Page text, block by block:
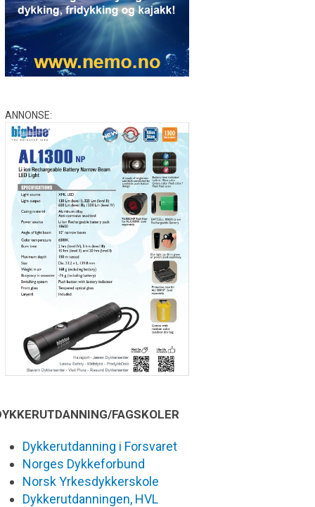
ANNONSE:
FAGSKOLER
Dykkerutdanning i Forsvaret
Norges Dykkeforbund
Norsk Yrkesdykkerskole
Dykkerutdanningen, HVL